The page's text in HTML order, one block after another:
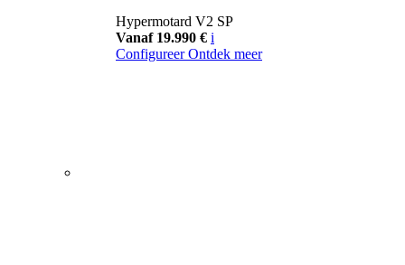
Hypermotard V2 SP
Vanaf 19.990 € i
Configureer Ontdek meer